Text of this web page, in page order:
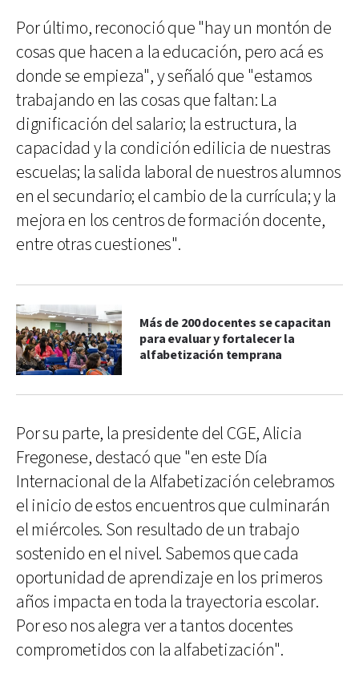
Por último, reconoció que "hay un montón de
cosas que hacen a la educación, pero acá es
donde se empieza", y señaló que "estamos
trabajando en las cosas que faltan: La
dignificación del salario; la estructura, la
capacidad y la condición edilicia de nuestras
escuelas; la salida laboral de nuestros alumnos
en el secundario; el cambio de la currícula; y la
mejora en los centros de formación docente,
entre otras cuestiones".
Más de 200 docentes se capacitan
para evaluar y fortalecer la
alfabetización temprana
Por su parte, la presidente del CGE, Alicia
Fregonese, destacó que "en este Día
Internacional de la Alfabetización celebramos
el inicio de estos encuentros que culminarán
el miércoles. Son resultado de un trabajo
sostenido en el nivel. Sabemos que cada
oportunidad de aprendizaje en los primeros
años impacta en toda la trayectoria escolar.
Por eso nos alegra ver a tantos docentes
comprometidos con la alfabetización".